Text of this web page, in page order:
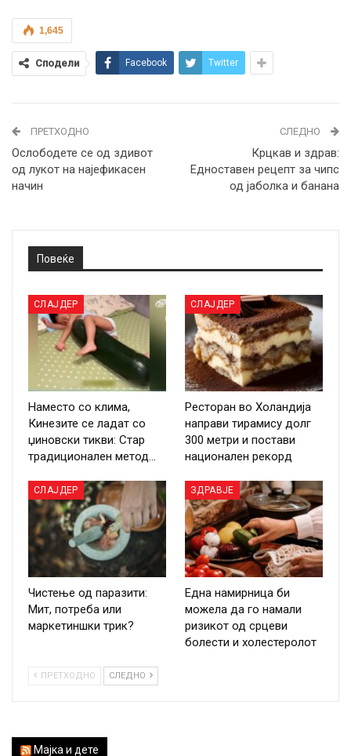
1,645
Сподели Facebook Twitter
ПРЕТХОДНО
Ослободете се од здивот
од лукот на најефикасен
начин
СЛЕДНО
Крцкав и здрав:
Eдноставен рецепт за чипс
од јаболка и банана
Повеќе
СЛАЈДЕР
Наместо со клима,
Кинезите се ладат со
џиновски тикви: Стар
традиционален метод…
СЛАЈДЕР
Ресторан во Холандија
направи тирамису долг
300 метри и постави
национален рекорд
СЛАЈДЕР
Чистење од паразити:
Мит, потреба или
маркетиншки трик?
ЗДРАВЈЕ
Една намирница би
можела да го намали
ризикот од срцеви
болести и холестеролот
ПРЕТХОДНО СЛЕДНО
Мајка и дете